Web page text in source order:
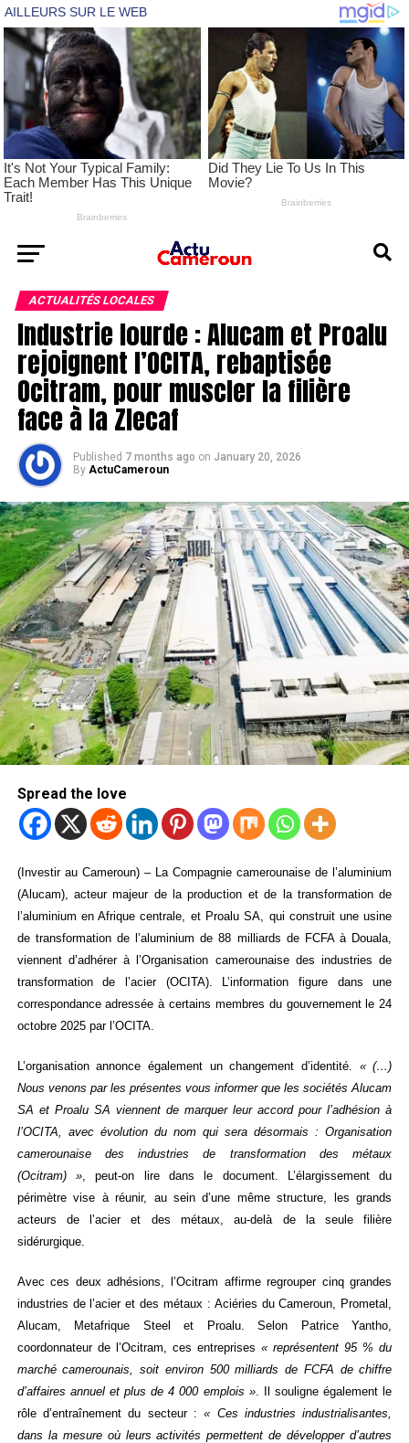
ACTUALITÉS LOCALES
Industrie lourde : Alucam et Proalu
rejoignent l’OCITA, rebaptisée
Ocitram, pour muscler la filière
face à la Zlecaf
Published 7 months ago on January 20, 2026
By ActuCameroun
Spread the love
(Investir au Cameroun) – La Compagnie camerounaise de l’aluminium
(Alucam), acteur majeur de la production et de la transformation de
l’aluminium en Afrique centrale, et Proalu SA, qui construit une usine
de transformation de l’aluminium de 88 milliards de FCFA à Douala,
viennent d’adhérer à l’Organisation camerounaise des industries de
transformation de l’acier (OCITA). L’information figure dans une
correspondance adressée à certains membres du gouvernement le 24
octobre 2025 par l’OCITA.
L’organisation annonce également un changement d’identité. « (…)
Nous venons par les présentes vous informer que les sociétés Alucam
SA et Proalu SA viennent de marquer leur accord pour l’adhésion à
l’OCITA, avec évolution du nom qui sera désormais : Organisation
camerounaise des industries de transformation des métaux
(Ocitram) » , peut-on lire dans le document. L’élargissement du
périmètre vise à réunir, au sein d’une même structure, les grands
acteurs de l’acier et des métaux, au-delà de la seule filière
sidérurgique.
Avec ces deux adhésions, l’Ocitram affirme regrouper cinq grandes
industries de l’acier et des métaux : Aciéries du Cameroun, Prometal,
Alucam, Metafrique Steel et Proalu. Selon Patrice Yantho,
coordonnateur de l’Ocitram, ces entreprises« représentent 95 % du
marché camerounais, soit environ 500 milliards de FCFA de chiffre
d’affaires annuel et plus de 4 000 emplois ». Il souligne également le
rôle d’entraînement du secteur :« Ces industries industrialisantes,
dans la mesure où leurs activités permettent de développer d’autres